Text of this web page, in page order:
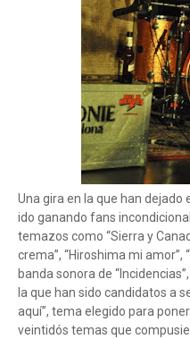
Una gira en la que han dejado
ido ganando fans
temazos como “Sierra y
crema”, “Hiroshima mi amor”,
banda sonora de
la que han sido candidatos a
aquí”, tema elegido para
veintidós temas que